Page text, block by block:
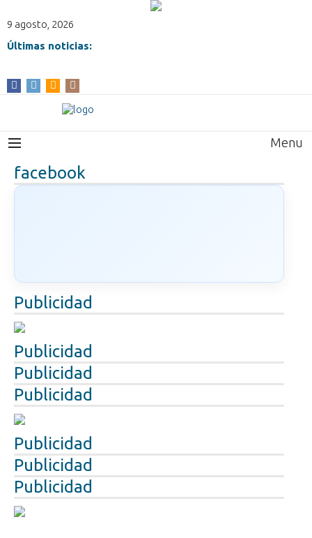
9 agosto, 2026
Últimas noticias:
Menu
facebook
Publicidad
Publicidad
Publicidad
Publicidad
Publicidad
Publicidad
Publicidad